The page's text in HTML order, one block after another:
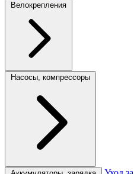
Велокрепления
Насосы, компрессоры